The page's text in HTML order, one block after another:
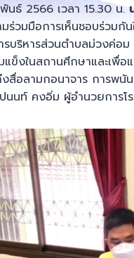
ธ์ 2566 เวลา 15.30 น.
วมมือการเห็นชอบร่วมกั
บริหารส่วนตำบลม่วงค่อ
แข็งในสถานศึกษาและเพื่
สื่อลามกอนาจาร การพนั
นนท์ คงอิ่ม ผู้อำนวยการ